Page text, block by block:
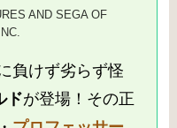
AND SEGA OF
負けず劣らず怪
ドが登場！その正